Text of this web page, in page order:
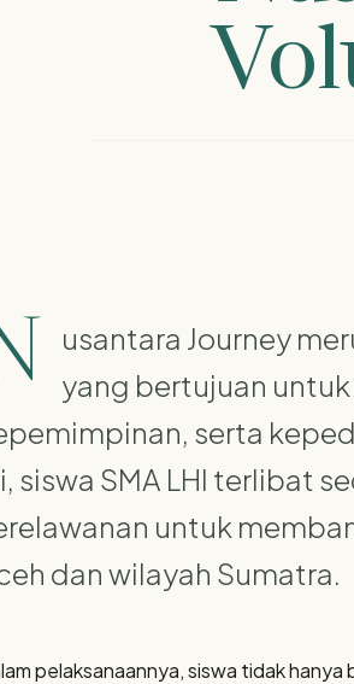
usantara Journey
yang bertujuan
serta
siswa SMA LHI terlibat
untuk
dan wilayah Sumatra.
pelaksanaannya, siswa tidak